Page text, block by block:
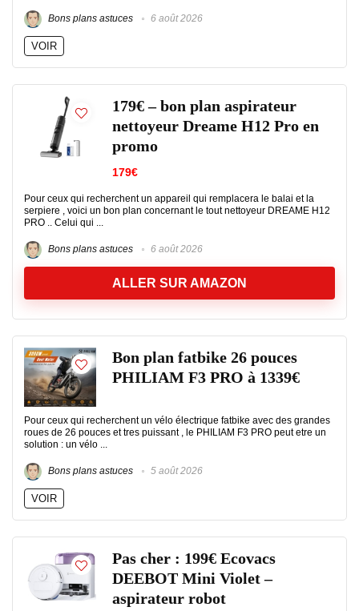
Bons plans astuces 6 août 2026
VOIR
179€ – bon plan aspirateur
nettoyeur Dreame H12 Pro en
promo
179€
Pour ceux qui recherchent un appareil qui remplacera le balai et la
serpiere , voici un bon plan concernant le tout nettoyeur DREAME H12
PRO .. Celui qui ...
Bons plans astuces 6 août 2026
ALLER SUR AMAZON
Bon plan fatbike 26 pouces
PHILIAM F3 PRO à 1339€
Pour ceux qui recherchent un vélo électrique fatbike avec des grandes
roues de 26 pouces et tres puissant , le PHILIAM F3 PRO peut etre un
solution : un vélo ...
Bons plans astuces 5 août 2026
VOIR
Pas cher : 199€ Ecovacs
DEEBOT Mini Violet –
aspirateur robot